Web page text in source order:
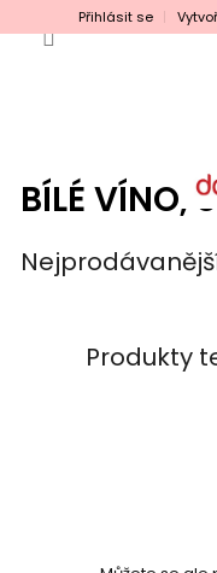
na
Přihlásit se
BÍLÉ VÍNO,
Produkty